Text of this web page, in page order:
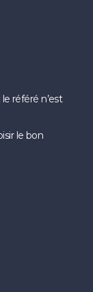
référé n’est
le bon